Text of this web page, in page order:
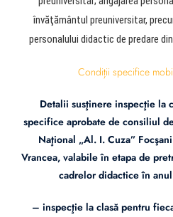
învăţământul preuniversitar,
personalului didactic de predare
Condiții specifice
Detalii susţinere inspecţie la
specifice aprobate de consiliul
Naţional „Al. I. Cuza”
Vrancea, valabile în etapa de
cadrelor didactice în
– inspecţie la clasă pentru